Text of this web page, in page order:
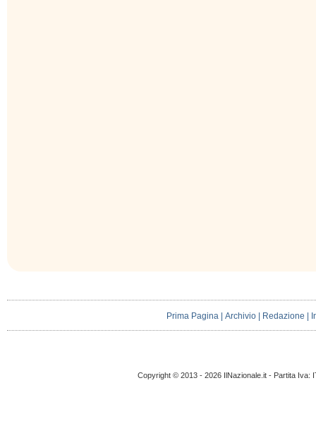
Prima Pagina |Archivio Redazione
Copyright © 2013 - 2026 IlNazionale.it - Partita Iva: